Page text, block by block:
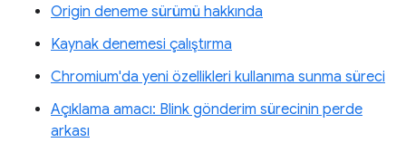
Origin deneme sürümü hakkında
Kaynak denemesi çalıştırma
Chromium'da yeni özellikleri kullanıma sunma süreci
Açıklama amacı: Blink gönderim sürecinin perde
arkası